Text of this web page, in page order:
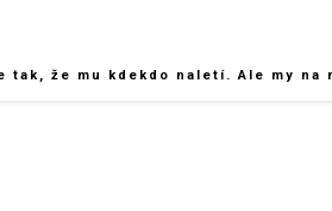
tak, že mu kdekdo naletí. Ale my